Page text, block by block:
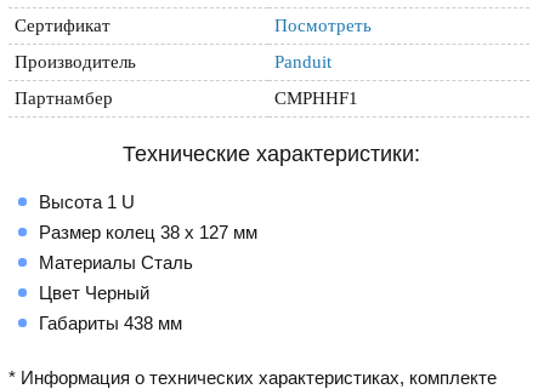
Сертификат
Посмотреть
Производитель
Panduit
Партнамбер
CMPHHF1
Технические характеристики:
Высота 1 U
Размер колец 38 x 127 мм
Материалы Сталь
Цвет Черный
Габариты 438 мм
* Информация о технических характеристиках, комплекте